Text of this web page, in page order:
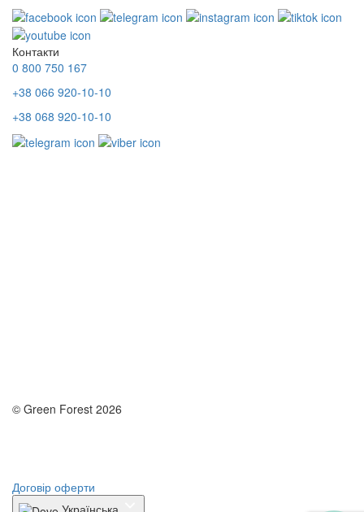
Контакти
0 800 750 167
+38 066 920-10-10
+38 068 920-10-10
© Green Forest 2026
Договір оферти